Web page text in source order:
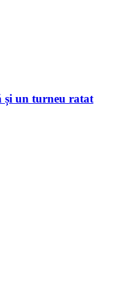
și un turneu ratat